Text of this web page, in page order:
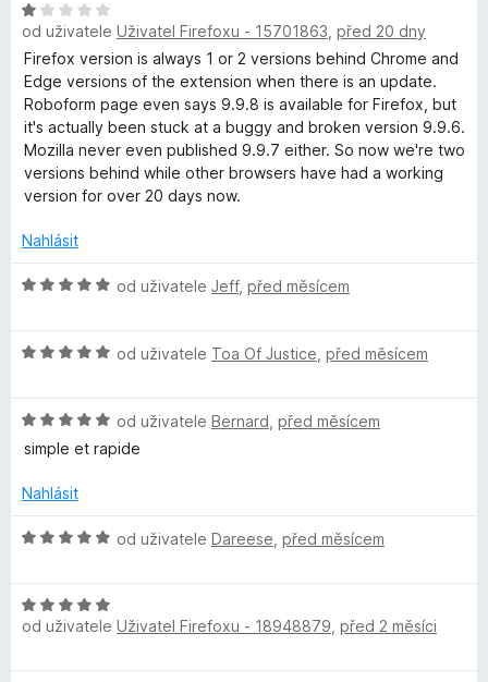
o
b
o
F
o
r
m
P
a
s
s
w
5
z
5
n
í
:
4
z
5
n
o
c
e
n
:
5
z
H
o
d
n
o
c
e
n
1
5
od uživatele Uživatel Firefoxu - 15701863 před 20 dny
Firefox version is always 1 or 2 versions behind Chrome and
Edge versions of the extension when there is an update.
Roboform page even says 9.9.8 is available for Firefox, but
it's actually been stuck at a buggy and broken version 9.9.6.
Mozilla never even published 9.9.7 either. So now we're two
versions behind while other browsers have had a working
version for over 20 days now.
Nahlásit
H
n
e
n
:
z
od uživatele Jeff, před měsícem
H
n
o
e
í
z
5
od uživatele Toa Of Justice před měsícem
H
o
n
c
í
:
od uživatele Bernard před měsícem
simple et rapide
Nahlásit
H
n
o
od uživatele Dareese před měsícem
H
o
od uživatele Uživatel Firefoxu - 18948879 před 2 měsíci